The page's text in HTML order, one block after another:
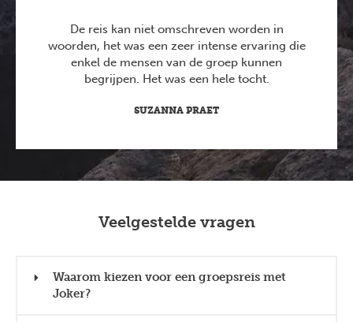
De reis kan niet omschreven worden in
woorden, het was een zeer intense ervaring die
enkel de mensen van de groep kunnen
begrijpen. Het was een hele tocht.
SUZANNA PRAET
Veelgestelde vragen
Waarom kiezen voor een groepsreis met
Joker?